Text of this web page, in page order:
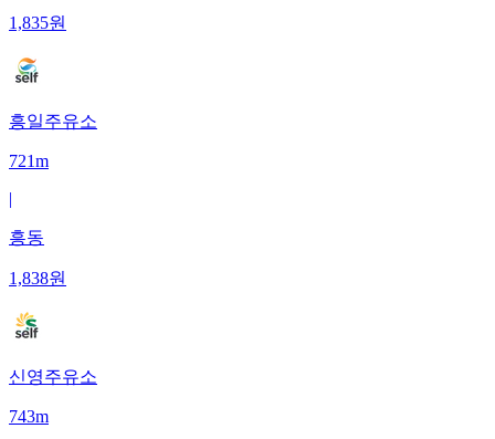
1,835원
흥일주유소
721m
|
흥동
1,838원
신영주유소
743m